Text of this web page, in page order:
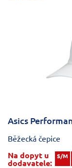
Asics
Běžecká čepice
Na dopyt u
dodavatele:
S/M